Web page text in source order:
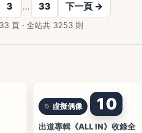
3 … 33 下一頁 →
頁 · 全站共 3253 則
虛擬偶像 10
出道專輯《ALL IN》收錄全